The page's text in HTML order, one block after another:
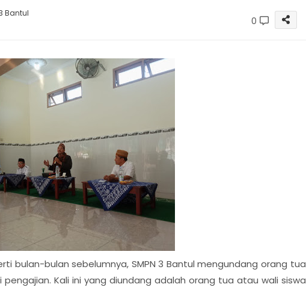
Bantul
0
bulan-bulan sebelumnya, SMPN 3 Bantul mengundang orang tua
Kali ini yang diundang adalah orang tua atau wali siswa